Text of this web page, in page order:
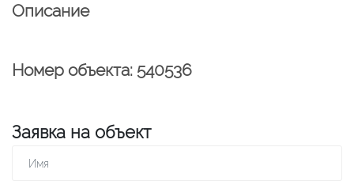
Описание
Номер объекта: 540536
Заявка на объект